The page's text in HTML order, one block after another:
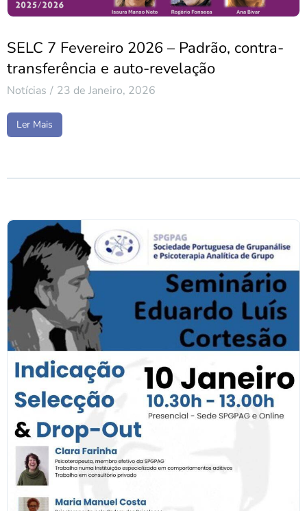
SELC 7 Fevereiro 2026 – Padrão, contra-
transferência e auto-revelação
Notícias 23 de Janeiro, 2026
Ler Mais